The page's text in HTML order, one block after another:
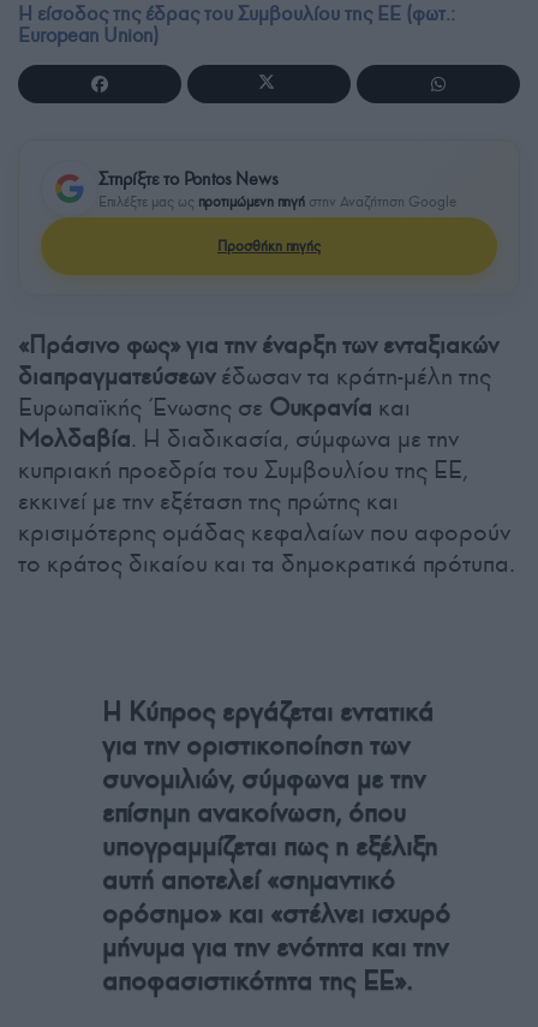
Η είσοδος της έδρας του Συμβουλίου της ΕΕ (φωτ.:
European Union)
Στηρίξτε το Pontos News
Επιλέξτε μας ως προτιμώμενη πηγή στην Αναζήτηση Google
Προσθήκη πηγής
«Πράσινο φως» για την έναρξη των ενταξιακών
διαπραγματεύσεωνέδωσαν τα κράτη-μέλη της
Ευρωπαϊκής Ένωσης σε Ουκρανία και
Μολδαβία. Η διαδικασία, σύμφωνα με την
κυπριακή προεδρία του Συμβουλίου της ΕΕ,
εκκινεί με την εξέταση της πρώτης και
κρισιμότερης ομάδας κεφαλαίων που αφορούν
το κράτος δικαίου και τα δημοκρατικά πρότυπα.
Η Κύπρος εργάζεται εντατικά
για την οριστικοποίηση των
συνομιλιών, σύμφωνα με την
επίσημη ανακοίνωση, όπου
υπογραμμίζεται πως η εξέλιξη
αυτή αποτελεί «σημαντικό
ορόσημο» και «στέλνει ισχυρό
μήνυμα για την ενότητα και την
αποφασιστικότητα της ΕΕ».